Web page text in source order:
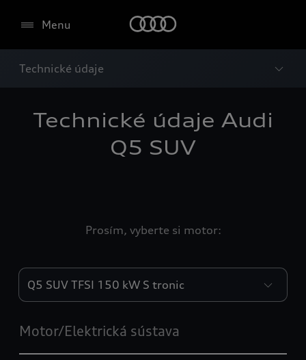
Menu
Technické údaje
Technické údaje Audi
Q5 SUV
Prosím, vyberte si motor:
Engines
Motor/Elektrická sústava